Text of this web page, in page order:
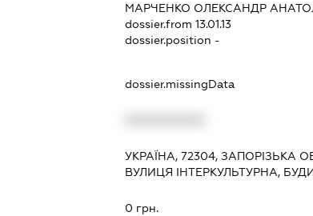
МАРЧЕНКО ОЛЕКСАНДР
dossier.from 13.01.13
dossier.position -
dossier.missingData
УКРАЇНА, 72304, ЗАПОРІЗЬКА
ВУЛИЦЯ ІНТЕРКУЛЬТУРНА,
0 грн.